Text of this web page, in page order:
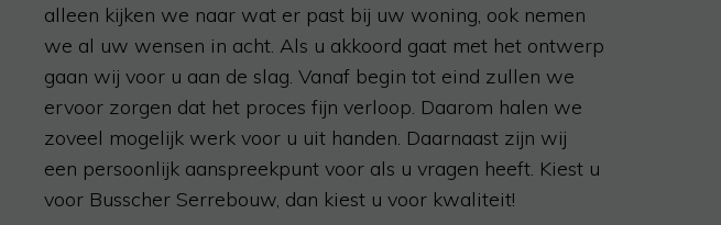
alleen kijken we naar wat er past bij uw woning, ook nemen
we al uw wensen in acht. Als u akkoord gaat met het ontwerp
gaan wij voor u aan de slag. Vanaf begin tot eind zullen we
ervoor zorgen dat het proces fijn verloop. Daarom halen we
zoveel mogelijk werk voor u uit handen. Daarnaast zijn wij
een persoonlijk aanspreekpunt voor als u vragen heeft. Kiest u
voor Busscher Serrebouw, dan kiest u voor kwaliteit!